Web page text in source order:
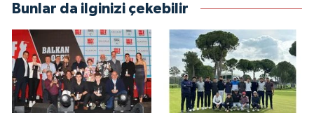
Bunlar da ilginizi çekebilir